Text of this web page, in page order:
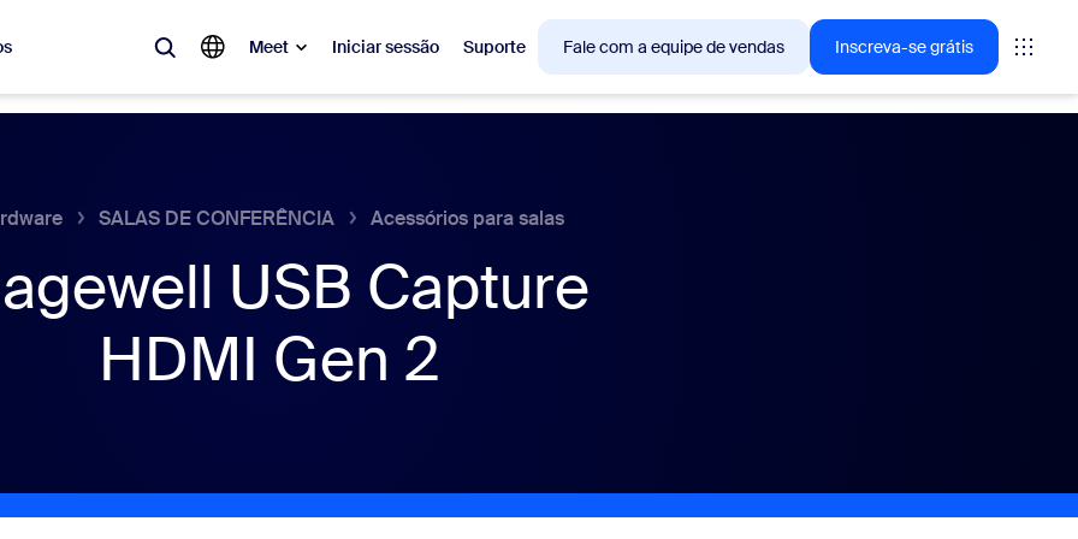
Meet Iniciar sessão Suporte Fale com a equipe de vendas Inscreva-se grátis
Meetings
SALAS DE CONFERÊNCIA Acessórios para salas
USB Capture
HDMI Gen 2